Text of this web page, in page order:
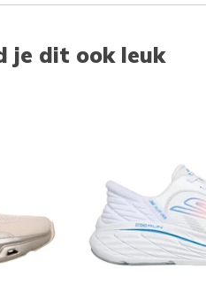
je dit ook leuk